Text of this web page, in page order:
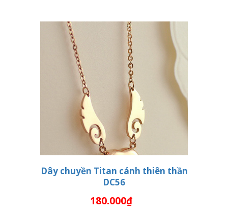
THÊM VÀO GIỎ HÀNG
Dây chuyền Titan cánh thiên thần
DC56
180.000₫